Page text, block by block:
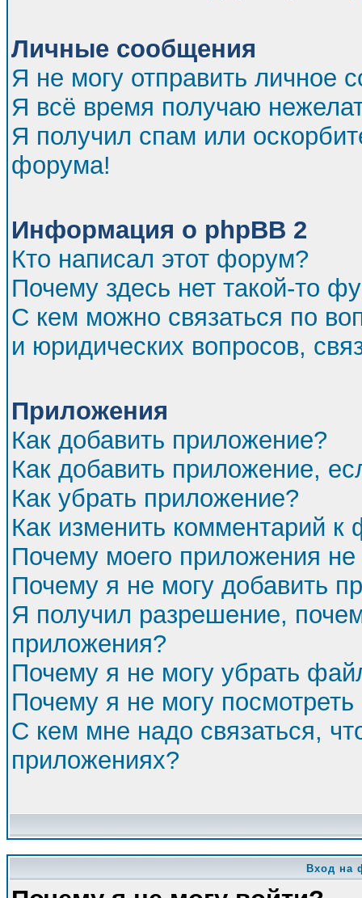
Личные сообщения
Я не могу отправить личное
Я всё время получаю
Я получил спам или
форума!
Информация о phpBB 2
Кто написал этот форум?
Почему здесь нет такой-то
С кем можно связаться по
и юридических вопросов,
Приложения
Как добавить приложение?
Как добавить приложение,
Как убрать приложение?
Как изменить комментарий к
Почему моего приложения не
Почему я не могу добавить
Я получил разрешение,
приложения?
Почему я не могу убрать
Почему я не могу
С кем мне надо связаться,
приложениях?
Вход на